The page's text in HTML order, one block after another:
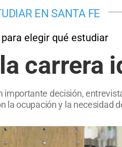
EN SANTA FE
elegir qué estudiar
carrera
importante decisión,
la ocupación y la necesidad